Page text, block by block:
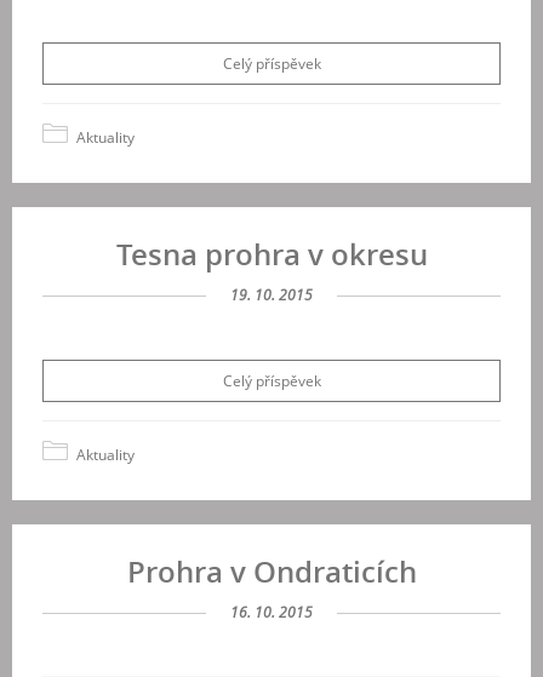
Celý příspěvek
Aktuality
Tesna prohra v okresu
19. 10. 2015
Celý příspěvek
Aktuality
Prohra v Ondraticích
16. 10. 2015